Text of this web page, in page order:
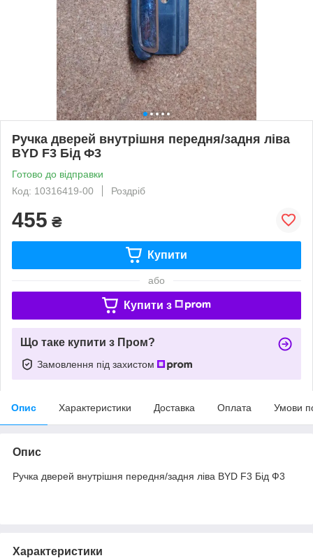
Ручка дверей внутрішня передня/задня ліва
BYD F3 Бід Ф3
Готово до відправки
Код: 10316419-00
Роздріб
455 ₴
Купити
або
Купити з
Що таке купити з Пром?
Замовлення під захистом
Опис Характеристики Доставка Оплата Умови
Опис
Ручка дверей внутрішня передня/задня ліва BYD F3 Бід Ф3
Характеристики